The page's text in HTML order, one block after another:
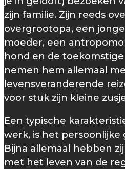
zijn familie. Zijn reeds
overgrootopa, een
moeder, een
hond en de toekomstige
nemen hem allemaal
levensveranderende
voor stuk zijn kleine
Een typische
werk, is het persoonlijke
Bijna allemaal hebben
met het leven van de